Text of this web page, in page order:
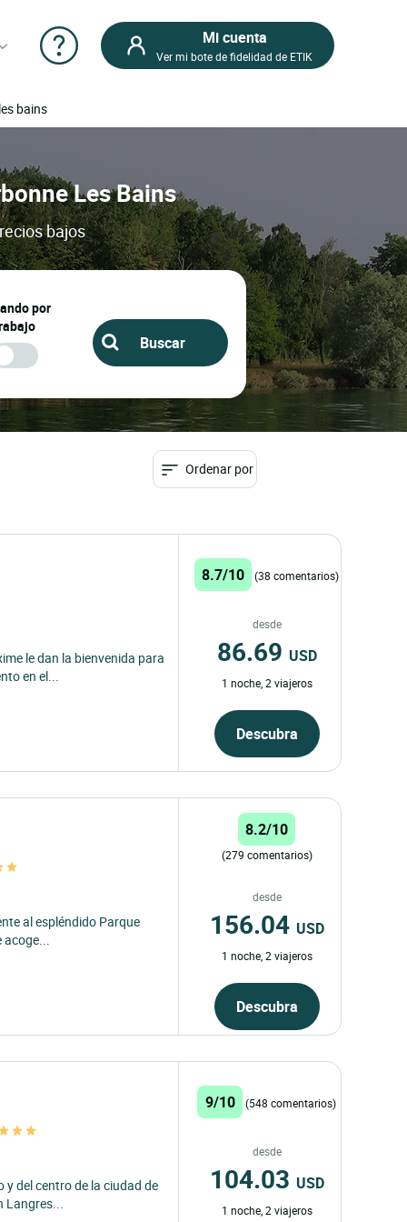
Mi cuenta
Ver mi bote de fidelidad de ETIK
bains
Les Bains
bajos
por
Ordenar por
le dan la bienvenida para
en el...
8.7/10 (38 comentarios)
desde
86.69 USD
1 noche, 2 viajeros
Descubra
al espléndido Parque
acoge...
8.2/10
(279 comentarios)
desde
156.04 USD
1 noche, 2 viajeros
Descubra
del centro de la ciudad de
Langres...
9/10 (548 comentarios)
desde
104.03 USD
1 noche, 2 viajeros